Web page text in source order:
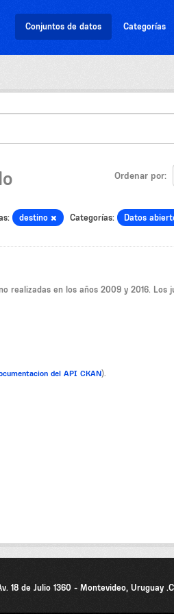
Conjuntos de datos Categorías
Ordenar por
destino Categorías: Datos
realizadas en los años 2009 y 2016. Los
del API CKAN).
18 de Julio 1360 - Montevideo, Uruguay